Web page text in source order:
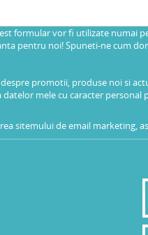
formular vor fi utilizate numai
pentru noi! Spuneti-ne cum
promotii, produse noi si
mele cu caracter personal
sitemului de email marketing,